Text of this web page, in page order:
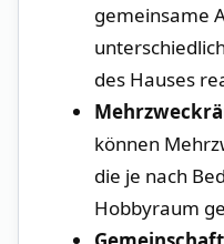
gemeinsame
des Hauses‌
können
die‌ je nach
Hobbyraum